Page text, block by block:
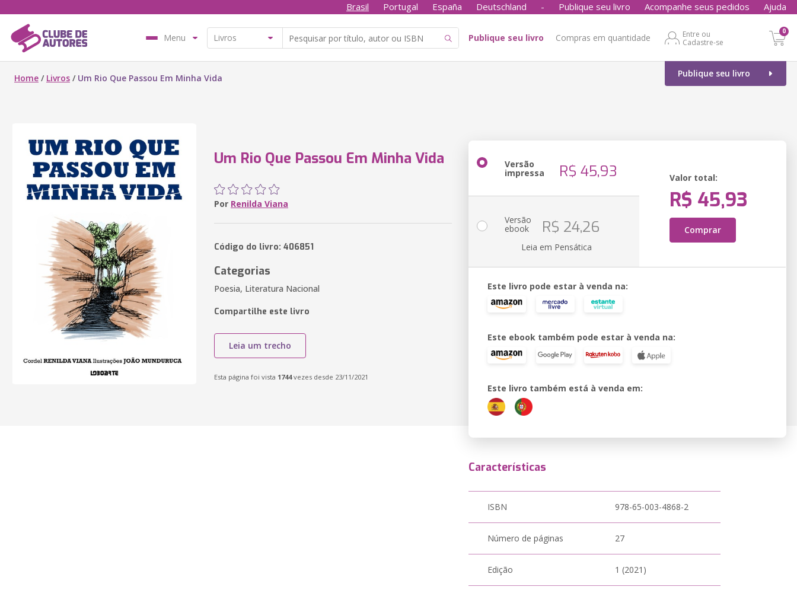
Brasil Portugal España Deutschland - Publique seu livro Acompanhe seus pedidos Ajuda
Menu Publique seu livro Compras em quantidade
Entre ou
Cadastre-se
0
Publique seu livro
Home / Livros / Um Rio Que Passou Em Minha Vida
Um Rio Que Passou Em Minha Vida
Por Renilda Viana
Código do livro: 406851
Categorias
Poesia, Literatura Nacional
Compartilhe este livro
Leia um trecho
Esta página foi vista 1744vezes desde 23/11/2021
Versão
impressa R$ 45,93 Valor total:
R$ 45,93
Comprar
Versão
ebook R$ 24,26
Leia em Pensática
Este livro pode estar à venda na:
Este ebook também pode estar à venda na:
Este livro também está à venda em:
Características
ISBN 978-65-003-4868-2
Número de páginas 27
Edição 1 (2021)